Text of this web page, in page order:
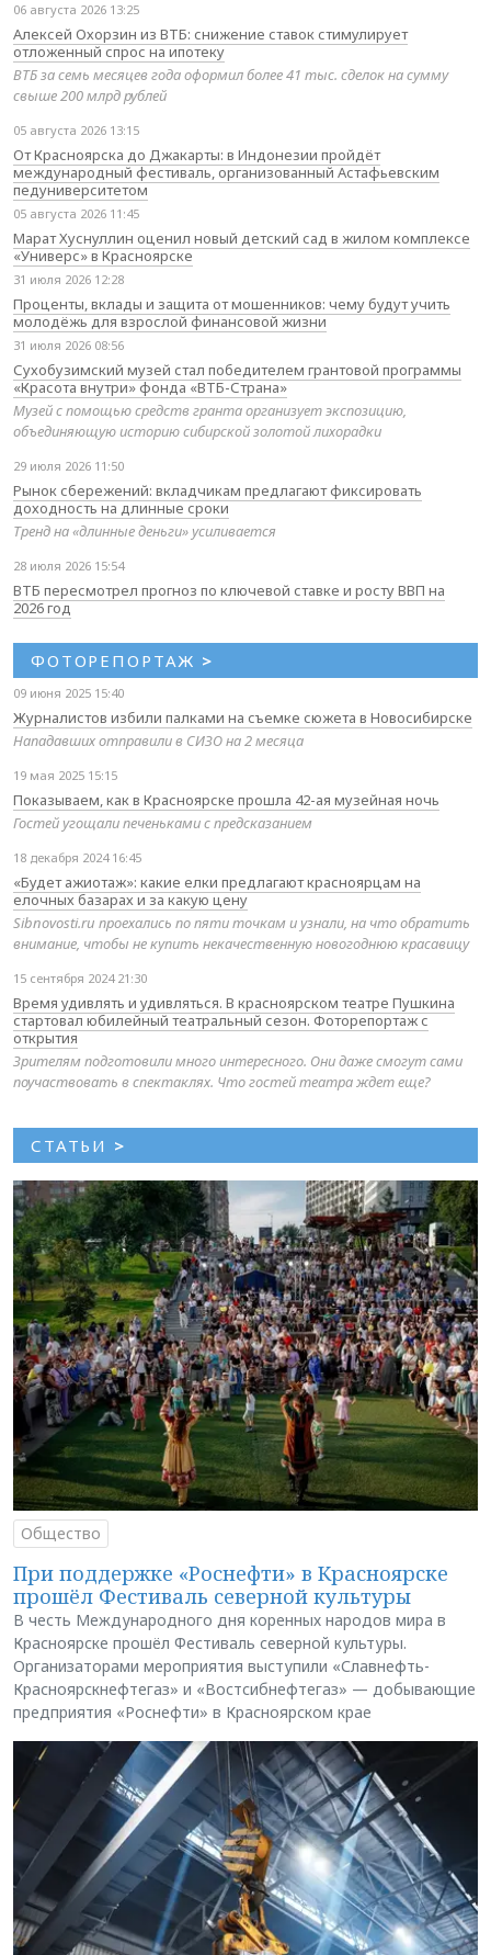
06 августа 2026 13:25
Алексей Охорзин из ВТБ: снижение ставок стимулирует
отложенный спрос на ипотеку
ВТБ за семь месяцев года оформил более 41 тыс. сделок на сумму
свыше 200 млрд рублей
05 августа 2026 13:15
От Красноярска до Джакарты: в Индонезии пройдёт
международный фестиваль, организованный Астафьевским
педуниверситетом
05 августа 2026 11:45
Марат Хуснуллин оценил новый детский сад в жилом комплексе
«Универс» в Красноярске
31 июля 2026 12:28
Проценты, вклады и защита от мошенников: чему будут учить
молодёжь для взрослой финансовой жизни
31 июля 2026 08:56
Сухобузимский музей стал победителем грантовой программы
«Красота внутри» фонда «ВТБ-Страна»
Музей с помощью средств гранта организует экспозицию,
объединяющую историю сибирской золотой лихорадки
29 июля 2026 11:50
Рынок сбережений: вкладчикам предлагают фиксировать
доходность на длинные сроки
Тренд на «длинные деньги» усиливается
28 июля 2026 15:54
ВТБ пересмотрел прогноз по ключевой ставке и росту ВВП на
2026 год
ФОТОРЕПОРТАЖ >
09 июня 2025 15:40
Журналистов избили палками на съемке сюжета в Новосибирске
Нападавших отправили в СИЗО на 2 месяца
19 мая 2025 15:15
Показываем, как в Красноярске прошла 42-ая музейная ночь
Гостей угощали печеньками с предсказанием
18 декабря 2024 16:45
«Будет ажиотаж»: какие елки предлагают красноярцам на
елочных базарах и за какую цену
Sibnovosti.ru проехались по пяти точкам и узнали, на что обратить
внимание, чтобы не купить некачественную новогоднюю красавицу
15 сентября 2024 21:30
Время удивлять и удивляться. В красноярском театре Пушкина
стартовал юбилейный театральный сезон. Фоторепортаж с
открытия
Зрителям подготовили много интересного. Они даже смогут сами
поучаствовать в спектаклях. Что гостей театра ждет еще?
СТАТЬИ >
Общество
При поддержке «Роснефти» в Красноярске
прошёл Фестиваль северной культуры
В честь Международного дня коренных народов мира в
Красноярске прошёл Фестиваль северной культуры.
Организаторами мероприятия выступили «Славнефть-
Красноярскнефтегаз» и «Востсибнефтегаз» — добывающие
предприятия «Роснефти» в Красноярском крае